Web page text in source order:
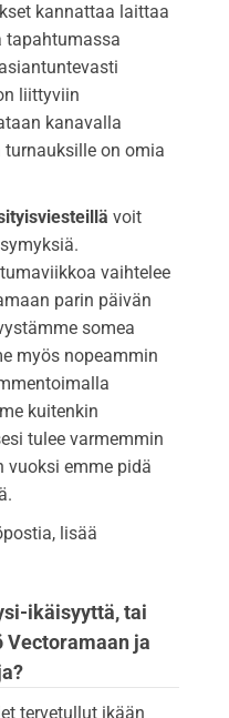
kannattaa laittaa
tapahtumassa
liittyviin
kanavalla
on omia
voit
vaihtelee
parin päivän
somea
myös nopeammin
kuitenkin
tulee varmemmin
vuoksi emme pidä
lisää
ikäisyyttä, tai
Vectoramaan ja
tervetullut ikään